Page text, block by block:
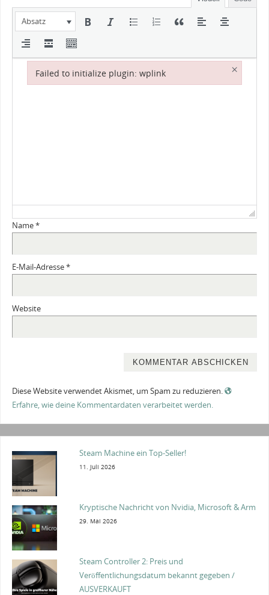
Absatz
Name*
E-Mail-Adresse*
Website
Diese Website verwendet Akismet, um Spam zu reduzieren.
Erfahre, wie deine Kommentardaten verarbeitet werden.
Steam Machine ein Top-Seller!
11. Juli 2026
Kryptische Nachricht von Nvidia, Microsoft & Arm
29. Mai 2026
Steam Controller 2: Preis und
Veröffentlichungsdatum bekannt gegeben /
AUSVERKAUFT
Failed to initialize plugin: wplink ×
Failed to initialize plugin: wplink